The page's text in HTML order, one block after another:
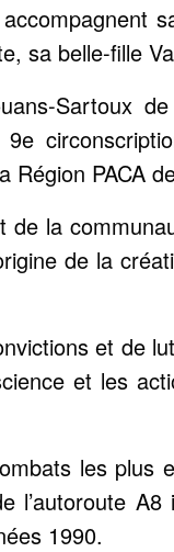
sa belle-fille
Sartoux
Région PACA
de la
de la
et de
et les
les plus
l’autoroute
1990.